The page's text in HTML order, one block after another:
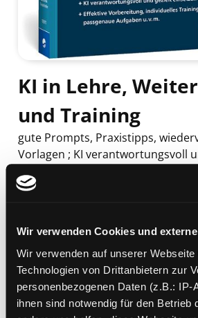
Wir verwenden Cookies und
Wir verwenden auf unserer
Technologien von Drittanbietern zur
personenbezogenen Daten (z.B.: IP-
ihnen sind notwendig für den Betrieb
KI in Lehre,
und Training
gute Prompts, Praxistipps,
Vorlagen ; KI verantwortungsvoll
Training, passgenaue Aufgaben u.
Verfasser:Suche nach diesem
Freinhofer, Dominik
Beschreibung ein-/ausblenden
Mehr Informationen ein-/